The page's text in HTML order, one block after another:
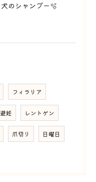
犬のシャンプー🫧
フィラリア
避妊 レントゲン
爪切り 日曜日